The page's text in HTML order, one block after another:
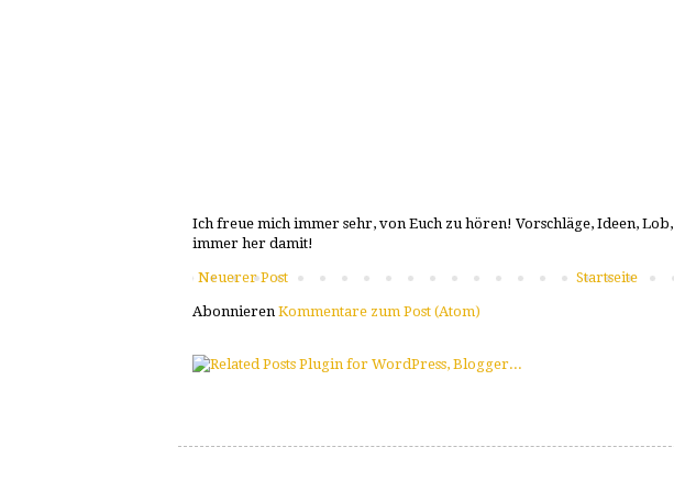
Ich freue mich immer sehr, von Euch zu hören! Vorschläge, Ideen,
immer her damit!
Neuerer Post Startseite
Abonnieren Kommentare zum Post (Atom)